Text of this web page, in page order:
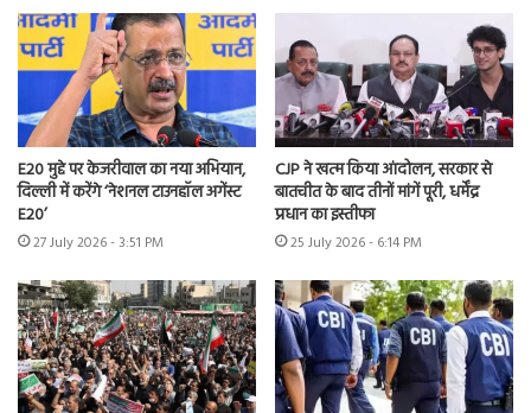
E20 मुद्दे पर केजरीवाल का नया अभियान,
दिल्ली में करेंगे ‘नेशनल टाउनहॉल अगेंस्ट
E20’
27 July 2026 - 3:51 PM
CJP ने खत्म किया आंदोलन, सरकार से
बातचीत के बाद तीनों मांगें पूरी, धर्मेंद्र
प्रधान का इस्तीफा
25 July 2026 - 6:14 PM